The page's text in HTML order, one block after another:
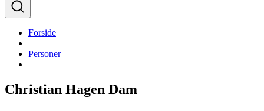
Forside
Personer
Christian Hagen Dam